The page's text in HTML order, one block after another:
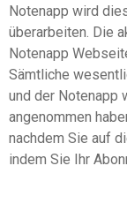
Notenapp wird
überarbeiten. Die
Notenapp
Sämtliche
und der Notenapp
angenommen
nachdem Sie auf
indem Sie Ihr